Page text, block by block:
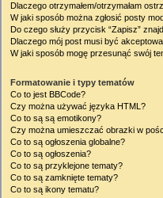
Dlaczego otrzymałem/otrzymałam
W jaki sposób można zgłosić posty
Do czego służy przycisk “Zapisz”
Dlaczego mój post musi być
W jaki sposób mogę przesunąć swój
Formatowanie i typy tematów
Co to jest BBCode?
Czy można używać języka HTML?
Co to są są emotikony?
Czy można umieszczać obrazki w
Co to są ogłoszenia globalne?
Co to są ogłoszenia?
Co to są przyklejone tematy?
Co to są zamknięte tematy?
Co to są ikony tematu?